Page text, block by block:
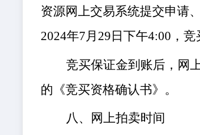
资源网上交易系统提交申请
2024年7月 29 日下午4:00，竞
竞买保证金到账后，网
的《竞买资格确认书》。
八、网上拍卖时间